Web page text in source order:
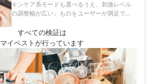
キンケア系モードも選べるうえ、刺激レベル
の調整幅が広い」ものをユーザーが満足でき
た。
すべての検証は
マイベストが行っています